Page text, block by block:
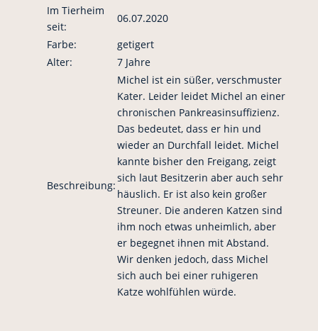
Im Tierheim
seit:
06.07.2020
Farbe:
getigert
Alter:
7 Jahre
Beschreibung:
Michel ist ein süßer, verschmuster
Kater. Leider leidet Michel an einer
chronischen Pankreasinsuffizienz.
Das bedeutet, dass er hin und
wieder an Durchfall leidet. Michel
kannte bisher den Freigang, zeigt
sich laut Besitzerin aber auch sehr
häuslich. Er ist also kein großer
Streuner. Die anderen Katzen sind
ihm noch etwas unheimlich, aber
er begegnet ihnen mit Abstand.
Wir denken jedoch, dass Michel
sich auch bei einer ruhigeren
Katze wohlfühlen würde.